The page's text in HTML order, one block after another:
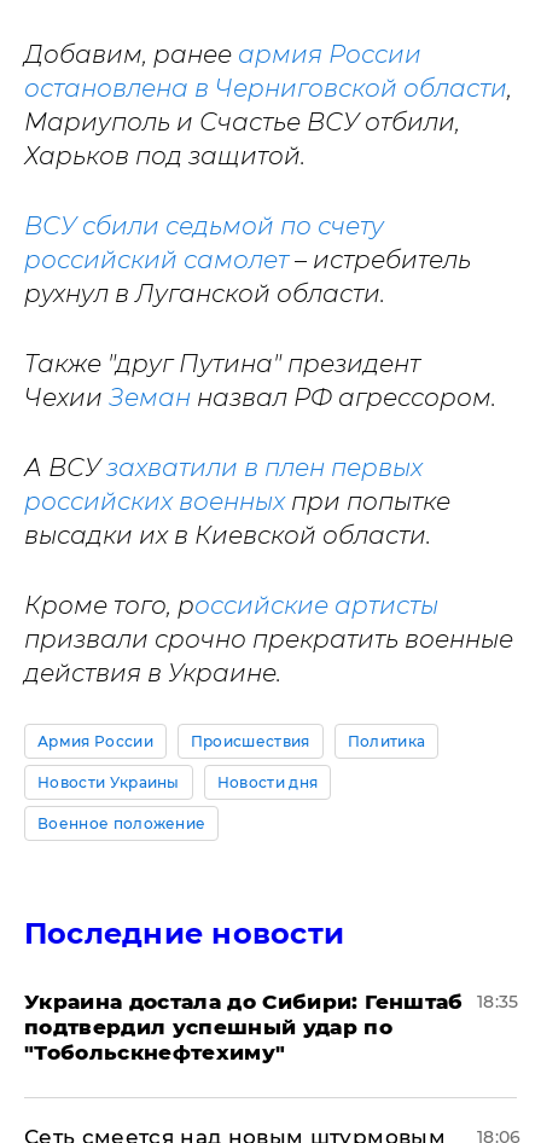
Добавим, ранее армия России
остановлена в Черниговской области,
Мариуполь и Счастье ВСУ отбили,
Харьков под защитой.
ВСУ сбили седьмой по счету
российский самолет– истребитель
рухнул в Луганской области.
Также "друг Путина" президент
Чехии Земан назвал РФ агрессором.
А ВСУзахватили в плен первых
российских военныхпри попытке
высадки их в Киевской области.
Кроме того, российские артисты
призвали срочно прекратить военные
действия в Украине.
Армия России Происшествия Политика
Новости Украины Новости дня
Военное положение
Последние новости
Украина достала до Сибири: Генштаб
подтвердил успешный удар по
"Тобольскнефтехиму"
18:35
Сеть смеется над новым штурмовым 18:06